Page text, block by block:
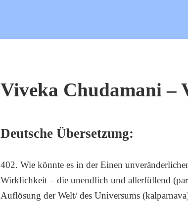
Viveka Chudamani –
Deutsche Übersetzung:
402. Wie könnte es in der Einen
Wirklichkeit – die unendlich und allerfüllend
Auflösung der Welt/ des Universums